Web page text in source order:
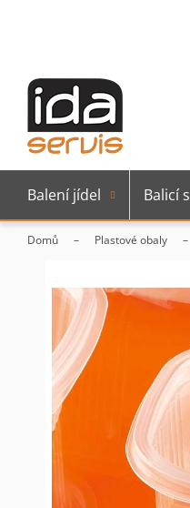
Balení jídel Balicí
Domů Plastové obaly